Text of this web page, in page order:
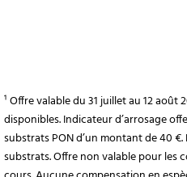
¹ Offre valable du 31 juillet au 12 août
disponibles. Indicateur d’arrosage
substrats PON d’un montant de 40 €.
substrats. Offre non valable pour les